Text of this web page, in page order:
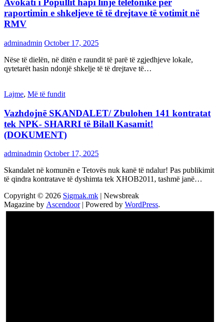
Avokati i Popullit hapi linjë telefonike për
raportimin e shkeljeve të të drejtave të votimit në
RMV
adminadmin October 17, 2025
Nëse të dielën, në ditën e raundit të parë të zgjedhjeve lokale,
qytetarët hasin ndonjë shkelje të të drejtave të…
Lajme, Më të fundit
Vazhdojnē SKANDALET/ Zbulohen 141 kontratat
tek NPK- SHARRI të Bilall Kasamit!
(DOKUMENT)
adminadmin October 17, 2025
Skandalet në komunën e Tetovës nuk kanë të ndalur! Pas publikimit
të qindra kontratave të dyshimta tek XHOB2011, tashmë janë…
Copyright © 2026 Sigmak.mk | Newsbreak
Magazine by Ascendoor| Powered by WordPress.